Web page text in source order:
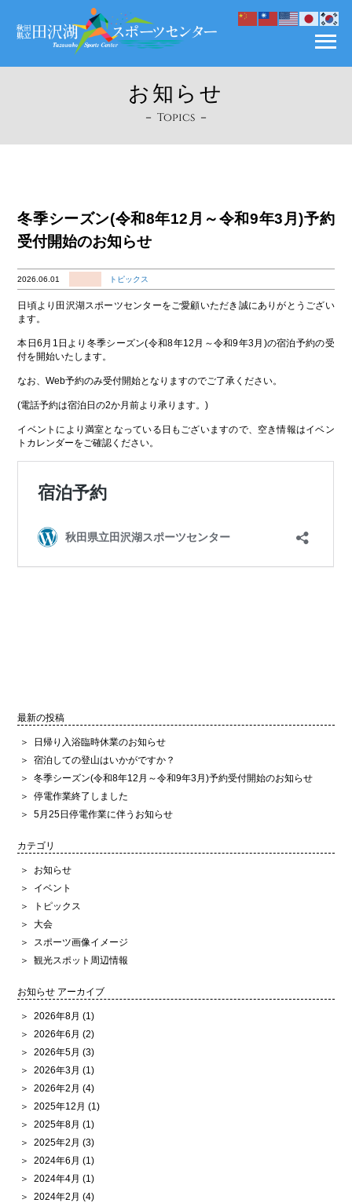
お知らせ
－ Topics －
冬季シーズン(令和8年12月～令和9年3月)予約
受付開始のお知らせ
2026.06.01 トピックス
日頃より田沢湖スポーツセンターをご愛顧いただき誠にありがとうござい
ます。
本日6月1日より冬季シーズン(令和8年12月～令和9年3月)の宿泊予約の受
付を開始いたします。
なお、Web予約のみ受付開始となりますのでご了承ください。
(電話予約は宿泊日の2か月前より承ります。)
イベントにより満室となっている日もございますので、空き情報はイベン
トカレンダーをご確認ください。
最新の投稿
日帰り入浴臨時休業のお知らせ
宿泊しての登山はいかがですか？
冬季シーズン(令和8年12月～令和9年3月)予約受付開始のお知らせ
停電作業終了しました
5月25日停電作業に伴うお知らせ
カテゴリ
お知らせ
イベント
トピックス
大会
スポーツ画像イメージ
観光スポット周辺情報
お知らせ アーカイブ
2026年8月(1)
2026年6月(2)
2026年5月(3)
2026年3月(1)
2026年2月(4)
2025年12月(1)
2025年8月(1)
2025年2月(3)
2024年6月(1)
2024年4月(1)
2024年2月(4)